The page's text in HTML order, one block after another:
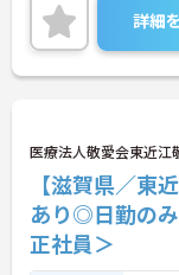
のでお気軽にご相
詳細
医療法人敬愛会東近江
【滋賀県／東
あり◎日勤の
正社員＞